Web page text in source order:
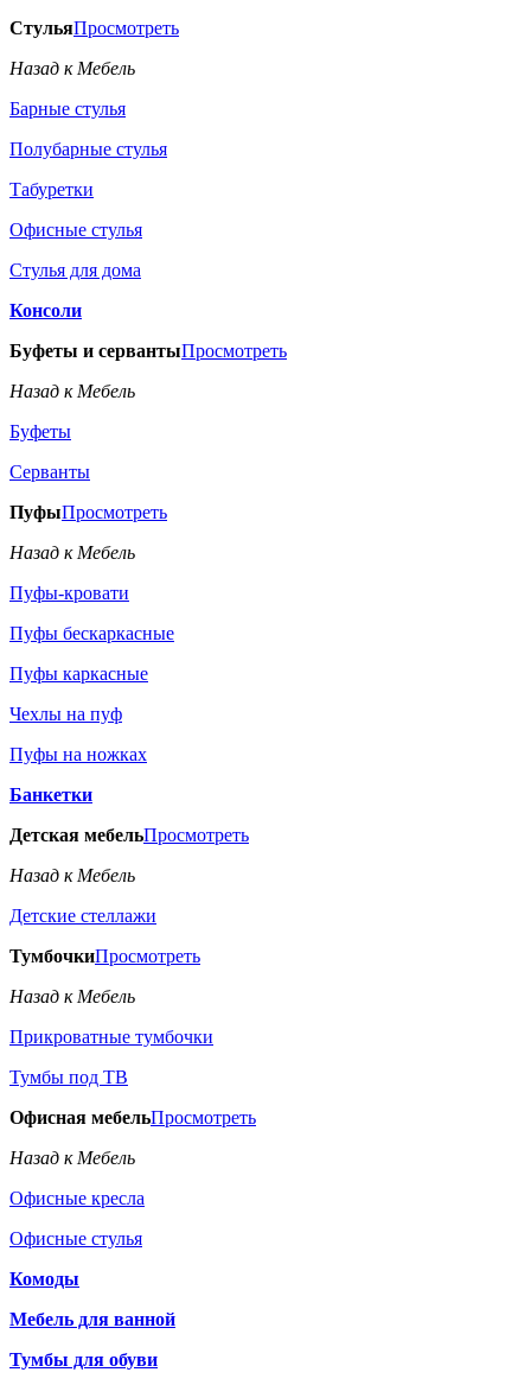
СтульяПросмотреть
Назад к Мебель
Барные стулья
Полубарные стулья
Табуретки
Офисные стулья
Стулья для дома
Консоли
Буфеты и сервантыПросмотреть
Назад к Мебель
Буфеты
Серванты
ПуфыПросмотреть
Назад к Мебель
Пуфы-кровати
Пуфы бескаркасные
Пуфы каркасные
Чехлы на пуф
Пуфы на ножках
Банкетки
Детская мебельПросмотреть
Назад к Мебель
Детские стеллажи
ТумбочкиПросмотреть
Назад к Мебель
Прикроватные тумбочки
Тумбы под ТВ
Офисная мебельПросмотреть
Назад к Мебель
Офисные кресла
Офисные стулья
Комоды
Мебель для ванной
Тумбы для обуви